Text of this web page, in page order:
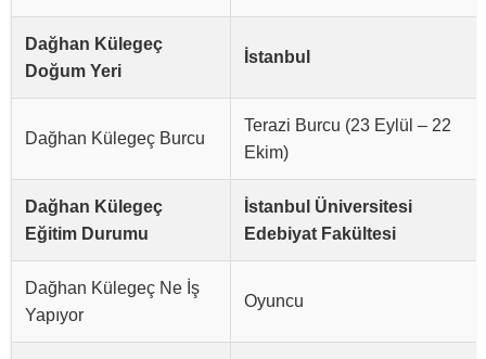
Dağhan Külegeç
Doğum Yeri
İstanbul
Dağhan Külegeç Burcu
Terazi Burcu (23 Eylül – 22
Ekim)
Dağhan Külegeç
Eğitim Durumu
İstanbul Üniversitesi
Edebiyat Fakültesi
Dağhan Külegeç Ne İş
Yapıyor
Oyuncu